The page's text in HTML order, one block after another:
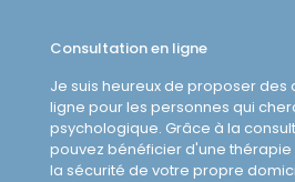
Consultation en ligne
Je suis heureux de proposer des
ligne pour les personnes qui
psychologique. Grâce à la
pouvez bénéficier d'une
la sécurité de votre propre